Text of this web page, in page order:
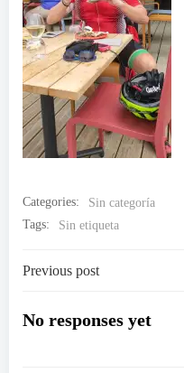
Categories:
Sin categoría
Tags:
Sin etiqueta
Navegación
por
Previous post
No responses yet